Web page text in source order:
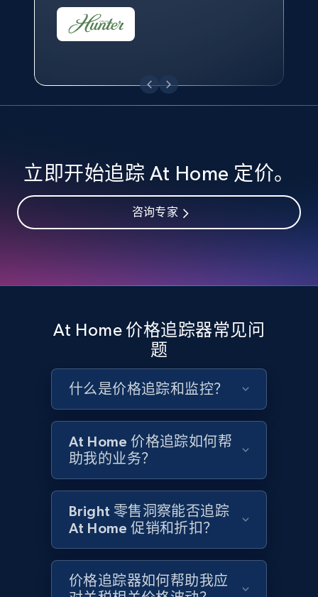
URL, Product id, Title, Seller name, Seller rating,
Seller reviews, Breadcrumbs, Root category, and
359+ 立即开始
Google Shopping
more.
2.4K+ 200+ 立即开始
Google Shopping - collects products from
web using keywords
URL, Product id, Title, Product description,
Rating, Reviews count, Images, Variations, and
URL, Domain, Country code, Model number,
立即开始追踪 At Home 定价。
咨询专家
At Home 价格追踪器常见问
题
什么是价格追踪和监控？
At Home 价格追踪如何帮
助我的业务？
Bright 零售洞察能否追踪
At Home 促销和折扣？
价格追踪器如何帮助我应